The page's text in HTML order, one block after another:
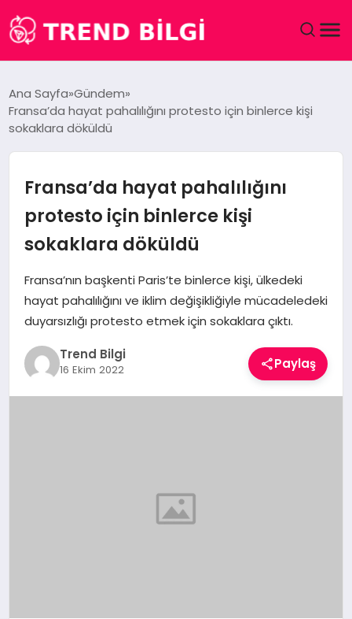
DÜNYA
MAGAZIN
SAĞLIK
SPOR
TEKNOLOJI
Ana Sayfa Gündem
Fransa’da hayat pahalılığını protesto için binlerce kişi
sokaklara döküldü
Fransa’da hayat pahalılığını
protesto için binlerce kişi
sokaklara döküldü
Fransa’nın başkenti Paris’te binlerce kişi, ülkedeki
hayat pahalılığını ve iklim değişikliğiyle mücadeledeki
duyarsızlığı protesto etmek için sokaklara çıktı.
Trend Bilgi
16 Ekim 2022 Paylaş